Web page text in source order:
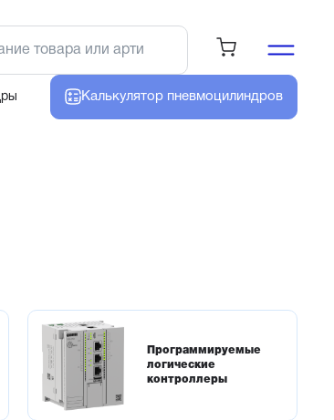
Калькулятор пневмоцилиндров
Программируемые
логические
контроллеры